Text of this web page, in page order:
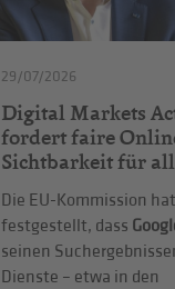
29/07/2026
Digital Markets
fordert faire
Sichtbarkeit für
Die EU-Kommission hat
festgestellt, dass
seinen
Dienste – etwa in den